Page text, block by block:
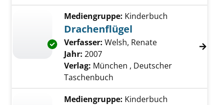
Exemplar-Details von Drachenflügel anzeigen
Mediengruppe: Kinderbuch
Drachenflügel
Verfasser: Welsh, Renate Suche nach
Jahr: 2007
Verlag: München , Deutscher
Taschenbuch
Mediengruppe: Kinderbuch